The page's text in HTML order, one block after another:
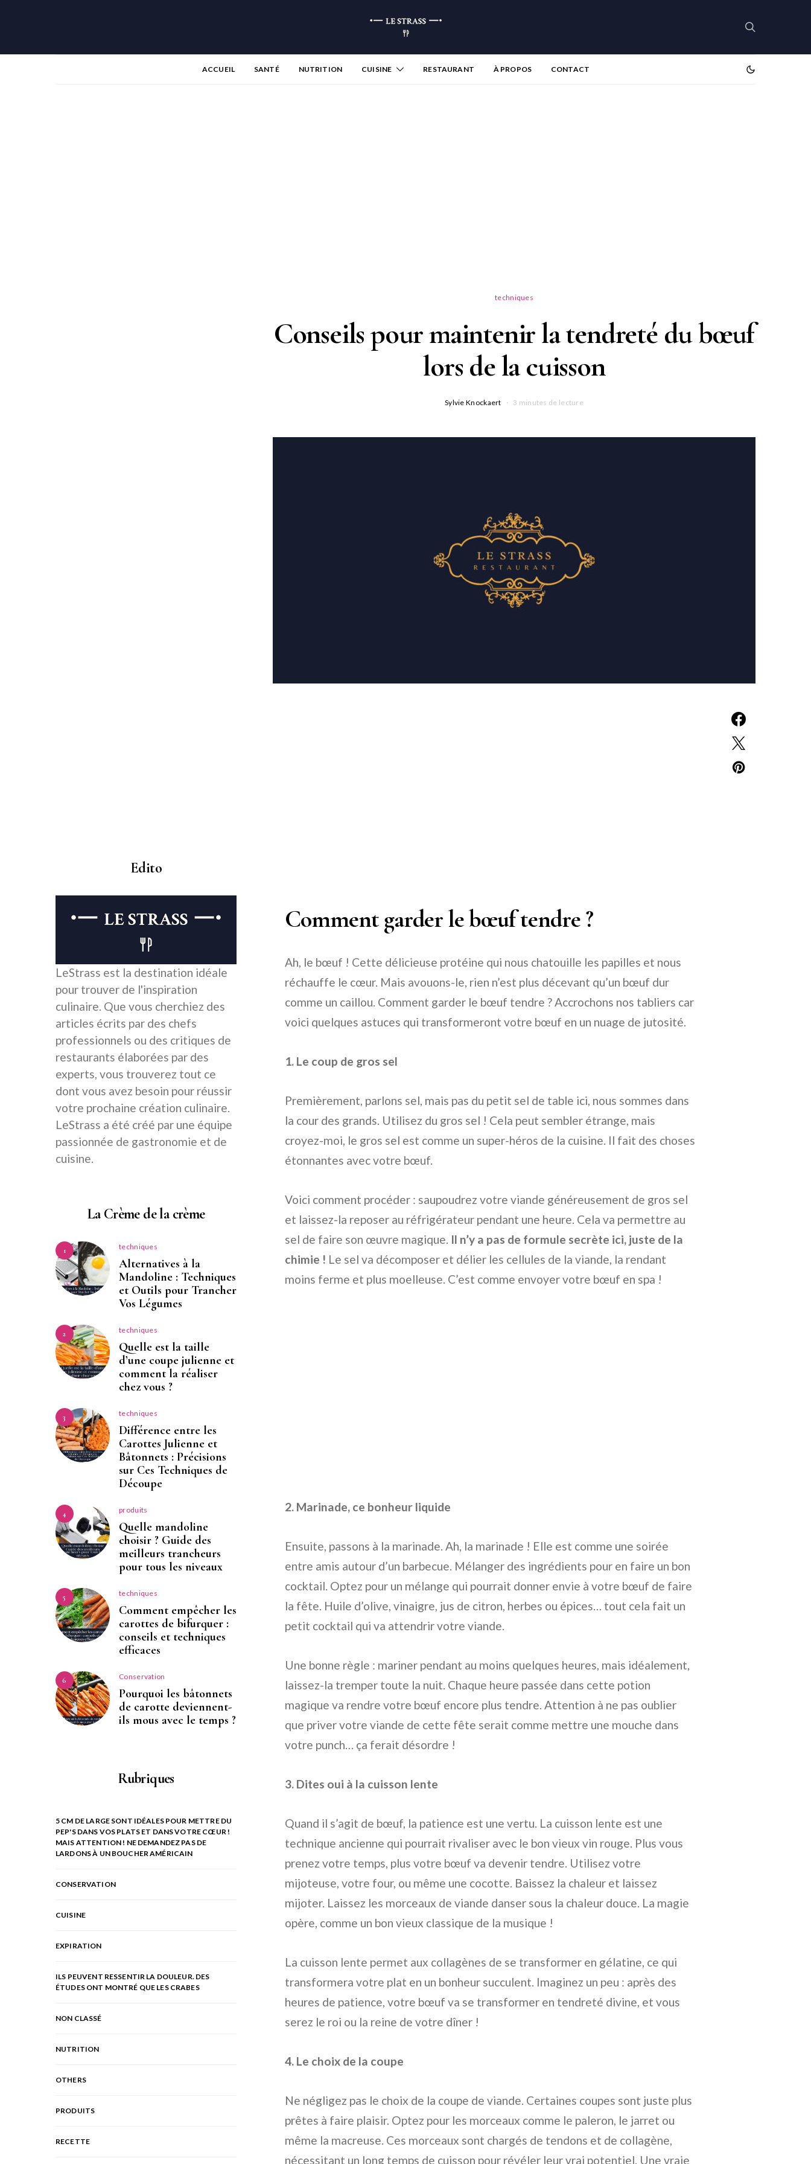
ACCUEIL SANTÉ NUTRITION CUISINE RESTAURANT À PROPOS CONTACT
techniques
Conseils pour maintenir la tendreté du bœuf
lors de la cuisson
Sylvie Knockaert 3 minutes de lecture
Comment garder le bœuf tendre ?
Ah, le bœuf ! Cette délicieuse protéine qui nous chatouille les papilles et nous
réchauffe le cœur. Mais avouons-le, rien n’est plus décevant qu’un bœuf dur
comme un caillou. Comment garder le bœuf tendre ? Accrochons nos tabliers car
voici quelques astuces qui transformeront votre bœuf en un nuage de jutosité.
1. Le coup de gros sel
Premièrement, parlons sel, mais pas du petit sel de table ici, nous sommes dans
la cour des grands. Utilisez du gros sel ! Cela peut sembler étrange, mais
croyez-moi, le gros sel est comme un super-héros de la cuisine. Il fait des choses
étonnantes avec votre bœuf.
Voici comment procéder : saupoudrez votre viande généreusement de gros sel
et laissez-la reposer au réfrigérateur pendant une heure. Cela va permettre au
sel de faire son œuvre magique. Il n’y a pas de formule secrète ici, juste de la
chimie ! Le sel va décomposer et délier les cellules de la viande, la rendant
moins ferme et plus moelleuse. C’est comme envoyer votre bœuf en spa !
2. Marinade, ce bonheur liquide
Ensuite, passons à la marinade. Ah, la marinade ! Elle est comme une soirée
entre amis autour d’un barbecue. Mélanger des ingrédients pour en faire un bon
cocktail. Optez pour un mélange qui pourrait donner envie à votre bœuf de faire
la fête. Huile d’olive, vinaigre, jus de citron, herbes ou épices… tout cela fait un
petit cocktail qui va attendrir votre viande.
Une bonne règle : mariner pendant au moins quelques heures, mais idéalement,
laissez-la tremper toute la nuit. Chaque heure passée dans cette potion
magique va rendre votre bœuf encore plus tendre. Attention à ne pas oublier
que priver votre viande de cette fête serait comme mettre une mouche dans
votre punch… ça ferait désordre !
3. Dites oui à la cuisson lente
Quand il s’agit de bœuf, la patience est une vertu. La cuisson lente est une
technique ancienne qui pourrait rivaliser avec le bon vieux vin rouge. Plus vous
prenez votre temps, plus votre bœuf va devenir tendre. Utilisez votre
mijoteuse, votre four, ou même une cocotte. Baissez la chaleur et laissez
mijoter. Laissez les morceaux de viande danser sous la chaleur douce. La magie
opère, comme un bon vieux classique de la musique !
La cuisson lente permet aux collagènes de se transformer en gélatine, ce qui
transformera votre plat en un bonheur succulent. Imaginez un peu : après des
heures de patience, votre bœuf va se transformer en tendreté divine, et vous
serez le roi ou la reine de votre dîner !
4. Le choix de la coupe
Ne négligez pas le choix de la coupe de viande. Certaines coupes sont juste plus
prêtes à faire plaisir. Optez pour les morceaux comme le paleron, le jarret ou
même la macreuse. Ces morceaux sont chargés de tendons et de collagène,
nécessitant un long temps de cuisson pour révéler leur vrai potentiel. Une vraie
Edito
LeStrass est la destination idéale
pour trouver de l'inspiration
culinaire. Que vous cherchiez des
articles écrits par des chefs
professionnels ou des critiques de
restaurants élaborées par des
experts, vous trouverez tout ce
dont vous avez besoin pour réussir
votre prochaine création culinaire.
LeStrass a été créé par une équipe
passionnée de gastronomie et de
cuisine.
La Crème de la crème
1 techniques
Alternatives à la
Mandoline : Techniques
et Outils pour Trancher
Vos Légumes
2 techniques
Quelle est la taille
d’une coupe julienne et
comment la réaliser
chez vous ?
3 techniques
Différence entre les
Carottes Julienne et
Bâtonnets : Précisions
sur Ces Techniques de
Découpe
4 produits
Quelle mandoline
choisir ? Guide des
meilleurs trancheurs
pour tous les niveaux
5 techniques
Comment empêcher les
carottes de bifurquer :
conseils et techniques
efficaces
6 Conservation
Pourquoi les bâtonnets
de carotte deviennent-
ils mous avec le temps ?
Rubriques
5 CM DE LARGE SONT IDÉALES POUR METTRE DU
PEP'S DANS VOS PLATS ET DANS VOTRE CŒUR !
MAIS ATTENTION ! NE DEMANDEZ PAS DE
LARDONS À UN BOUCHER AMÉRICAIN
CONSERVATION
CUISINE
EXPIRATION
ILS PEUVENT RESSENTIR LA DOULEUR. DES
ÉTUDES ONT MONTRÉ QUE LES CRABES
NON CLASSÉ
NUTRITION
OTHERS
PRODUITS
RECETTE